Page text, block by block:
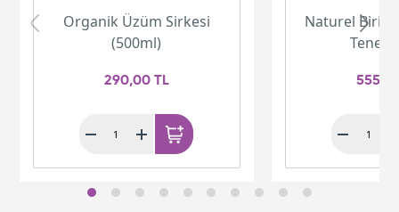
Organik Üzüm Sirkesi
(500ml)
290,00 TL
Naturel